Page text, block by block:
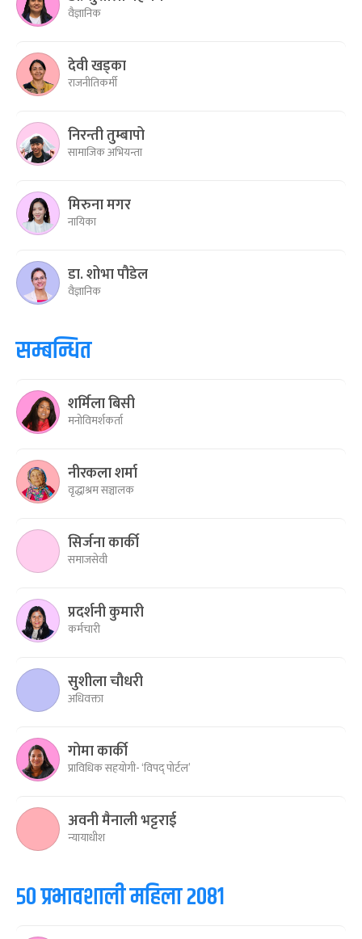
वैज्ञानिक
देवी खड्का
राजनीतिकर्मी
निरन्ती तुम्बापो
सामाजिक अभियन्ता
मिरुना मगर
नायिका
डा. शोभा पौडेल
वैज्ञानिक
सम्बन्धित
शर्मिला बिसी
मनोविमर्शकर्ता
नीरकला शर्मा
वृद्धाश्रम सञ्चालक
सिर्जना कार्की
समाजसेवी
प्रदर्शनी कुमारी
कर्मचारी
सुशीला चौधरी
अधिवक्ता
गोमा कार्की
प्राविधिक सहयोगी- ‘विपद् पोर्टल’
अवनी मैनाली भट्टराई
न्यायाधीश
५० प्रभावशाली महिला २०८१